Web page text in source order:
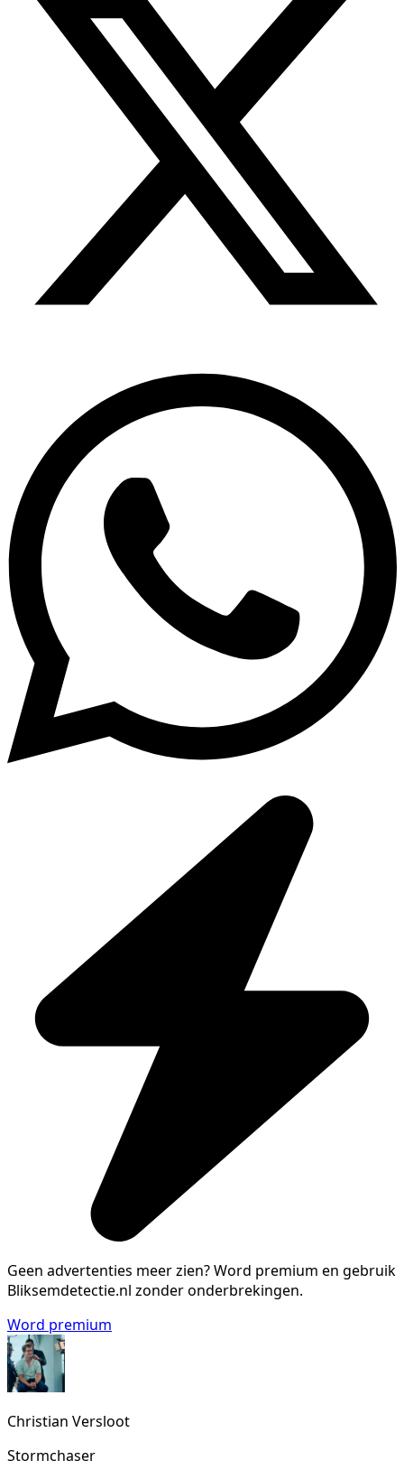
Geen advertenties meer zien?Word premium en gebruik
Bliksemdetectie.nl zonder onderbrekingen.
Word premium
Christian Versloot
Stormchaser